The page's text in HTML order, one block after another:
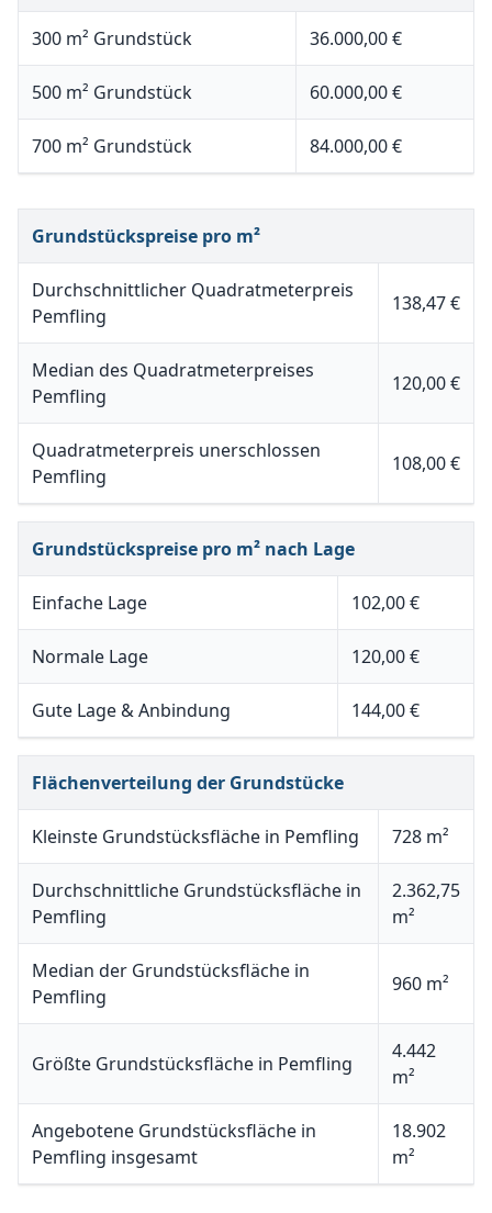
300 m² Grundstück 36.000,00 €
500 m² Grundstück 60.000,00 €
700 m² Grundstück 84.000,00 €
Grundstückspreise pro m²
Durchschnittlicher Quadratmeterpreis
Pemfling
138,47 €
Median des Quadratmeterpreises
Pemfling
120,00 €
Quadratmeterpreis unerschlossen
Pemfling
108,00 €
Grundstückspreise pro m² nach Lage
Einfache Lage 102,00 €
Normale Lage 120,00 €
Gute Lage & Anbindung 144,00 €
Flächenverteilung der Grundstücke
Kleinste Grundstücksfläche in Pemfling 728 m²
Durchschnittliche Grundstücksfläche in
Pemfling
2.362,75
m²
Median der Grundstücksfläche in
Pemfling
960 m²
Größte Grundstücksfläche in Pemfling
4.442
m²
Angebotene Grundstücksfläche in
Pemfling insgesamt
18.902
m²